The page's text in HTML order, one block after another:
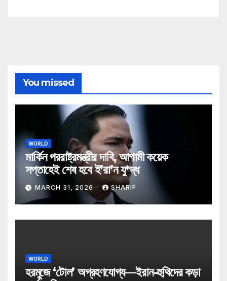
You missed
WORLD
মার্কিন পররাষ্ট্রমন্ত্রীর দাবি, আগামী কয়েক
সপ্তাহেই শেষ হবে ই’রা’ন যু*দ্ধ
MARCH 31, 2026 SHARIF
WORLD
হরমুজে ‘টোল’ অগ্রহণযোগ্য—ইরান-হুথিদের কড়া